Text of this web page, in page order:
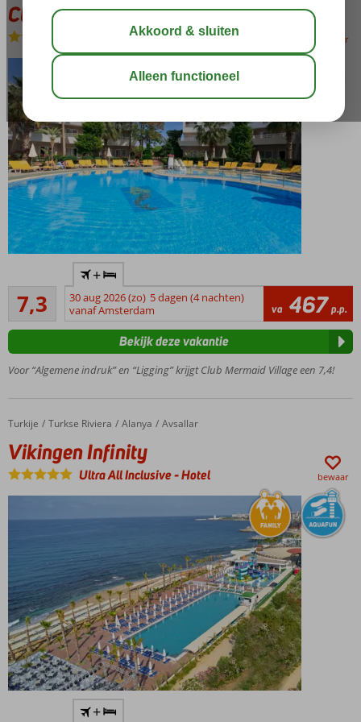
Club Mermaid Village
All Inclusive-Hotel bewaar
Zwembad
glijbanen
Spa
Center
familiehotel
7,3Voldoende/goed
74
beoordelingen
+
30 aug 2026 (zo) 5 dagen (4 nachten)
vanaf Amsterdam
va 467 p.p.
Voor “Algemene indruk” en “Ligging” krijgt Club Mermaid Village een 7,4!
Bekijk deze vakantie
Home
Turkije Turkse Riviera Alanya Avsallar
Vikingen Infinity
Vikingen Infinity
Ultra All Inclusive-Hotel bewaar
+